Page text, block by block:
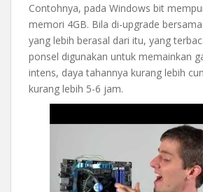
Contohnya, pada Windows bit
memori 4GB. Bila di-upgrade
yang lebih berasal dari itu, yang
ponsel digunakan untuk memainkan
intens, daya tahannya kurang lebih
kurang lebih 5-6 jam.